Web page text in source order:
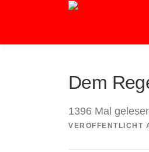
springen
Dem
1396 Mal
VERÖFFENTLICHT